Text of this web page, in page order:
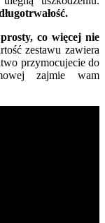
co więcej nie
zestawu zawiera
przymocujecie do
zajmie wam